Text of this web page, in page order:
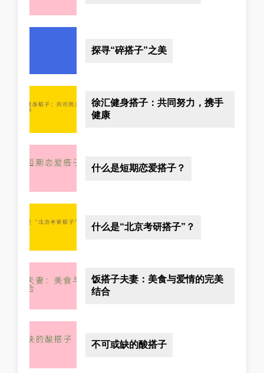
探寻“碎搭子”之美
徐汇健身搭子：共同努力，携手
健康
什么是短期恋爱搭子？
什么是“北京考研搭子”？
饭搭子夫妻：美食与爱情的完美
结合
不可或缺的酸搭子